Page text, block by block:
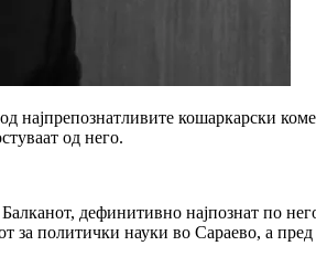
најпрепознатливите кошаркарски
од него.
дефинитивно најпознат по
политички науки во Сараево, а пред